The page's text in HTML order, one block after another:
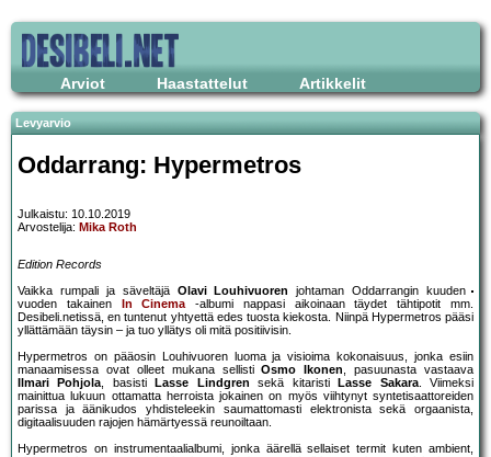
Arviot Haastattelut Artikkelit
Levyarvio
Oddarrang: Hypermetros
Julkaistu: 10.10.2019
Arvostelija: Mika Roth
Edition Records
Vaikka rumpali ja säveltäjä Olavi Louhivuoren
johtaman Oddarrangin kuuden
vuoden takainen
In Cinema-albumi nappasi aikoinaan täydet tähtipotit mm.
Desibeli.netissä, en tuntenut yhtyettä edes tuosta kiekosta. Niinpä Hypermetros pääsi
yllättämään täysin – ja tuo yllätys oli mitä positiivisin.
Hypermetros on pääosin Louhivuoren luoma ja visioima kokonaisuus, jonka esiin
manaamisessa ovat olleet mukana sellistiOsmo Ikonen, pasuunasta vastaava
Ilmari Pohjola, basisti Lasse Lindgren sekä kitaristi Lasse Sakara. Viimeksi
mainittua lukuun ottamatta herroista jokainen on myös viihtynyt syntetisaattoreiden
parissa ja äänikudos yhdisteleekin saumattomasti elektronista sekä orgaanista,
digitaalisuuden rajojen hämärtyessä reunoiltaan.
Hypermetros on instrumentaalialbumi, jonka äärellä sellaiset termit kuten ambient,